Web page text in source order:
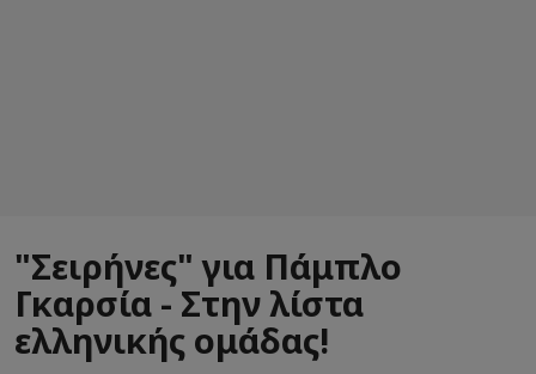
"Σειρήνες" για Πάμπλο
Γκαρσία - Στην λίστα
ελληνικής ομάδας!